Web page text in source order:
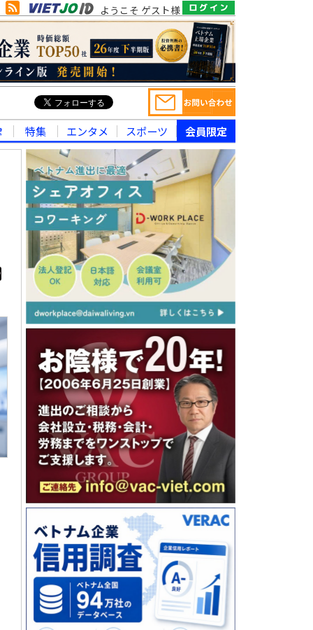
ようこそ ゲスト様
特集 エンタメ スポーツ 会員限定